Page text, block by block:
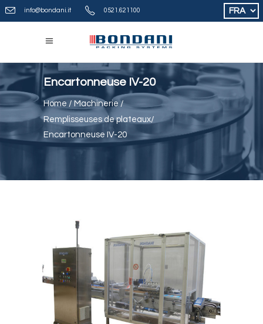
info@bondani.it 0521.621100
Choisir
une
langue
Encartonneuse IV-20
Home / Machinerie /
Remplisseuses de plateaux/
Encartonneuse IV-20